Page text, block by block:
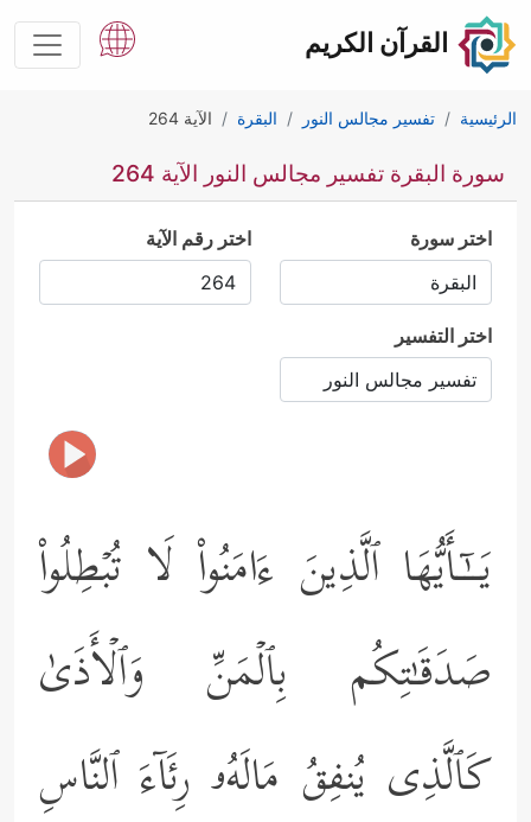
القرآن الكريم
الرئيسية تفسير مجالس النور البقرة الآية 264
سورة البقرة تفسير مجالس النور الآية 264
اختر سورة اختر رقم الآية
اختر التفسير
یَــٰۤـأَیُّهَا ٱلَّذِینَ ءَامَنُواْ لَا تُبۡطِلُواْ
صَدَقَـٰتِكُم بِٱلۡمَنِّ وَٱلۡأَذَىٰ
كَٱلَّذِی یُنفِقُ مَالَهُۥ رِئَاۤءَ ٱلنَّاسِ